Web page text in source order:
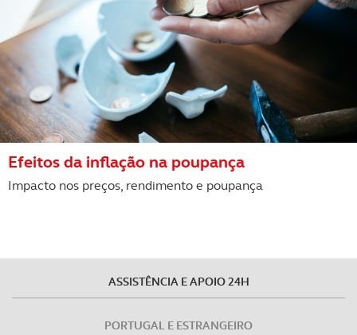
Efeitos da inflação na poupança
Impacto nos preços, rendimento e poupança
ASSISTÊNCIA E APOIO 24H
PORTUGAL E ESTRANGEIRO